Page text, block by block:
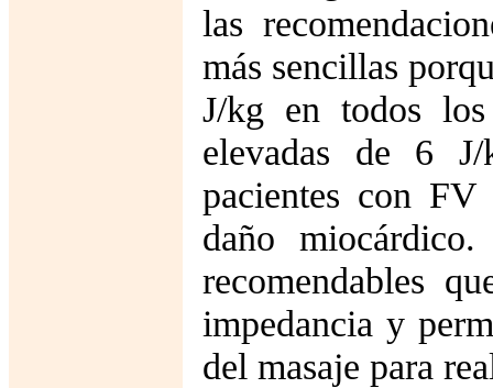
las
más sencillas
J/kg en todos
elevadas de 6
pacientes con
daño
recomendables
impedancia y
del masaje para